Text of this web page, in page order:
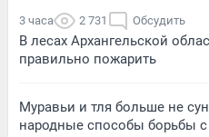
3 часа 2 731 Обсудить
В лесах Архангельской
правильно пожарить
Муравьи и тля больше не
народные способы борьбы